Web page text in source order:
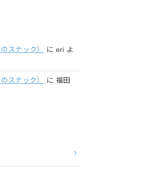
スナック） に eri よ
スナック） に 福田